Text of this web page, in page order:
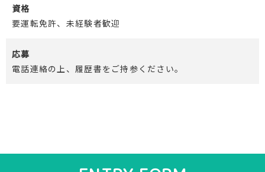
資格
要運転免許、未経験者歓迎
応募
電話連絡の上、履歴書をご持参ください。